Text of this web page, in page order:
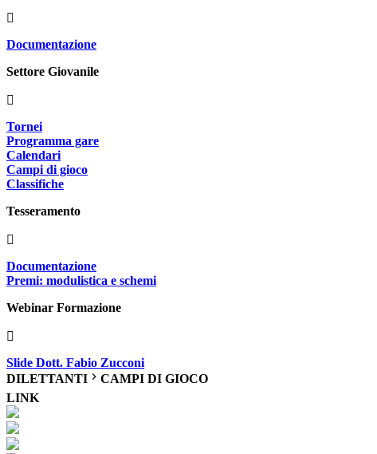
Documentazione
Settore Giovanile
Tornei
Programma gare
Calendari
Campi di gioco
Classifiche
Tesseramento
Documentazione
Premi: modulistica e schemi
Webinar Formazione
Slide Dott. Fabio Zucconi
DILETTANTI
CAMPI DI GIOCO
LINK